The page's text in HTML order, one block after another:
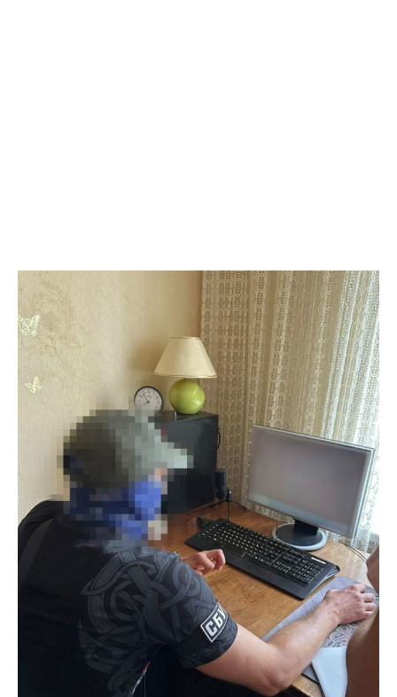
На Дніпропетровщині СБУ затримала посадовицю “Укрзалізниці”
У поле зору російської спецслужби посадовиця
потрапила через свою деструктивну активність у
російських пабліках, де вона публікувала
пропозиції щодо допомоги окупаційним військам.